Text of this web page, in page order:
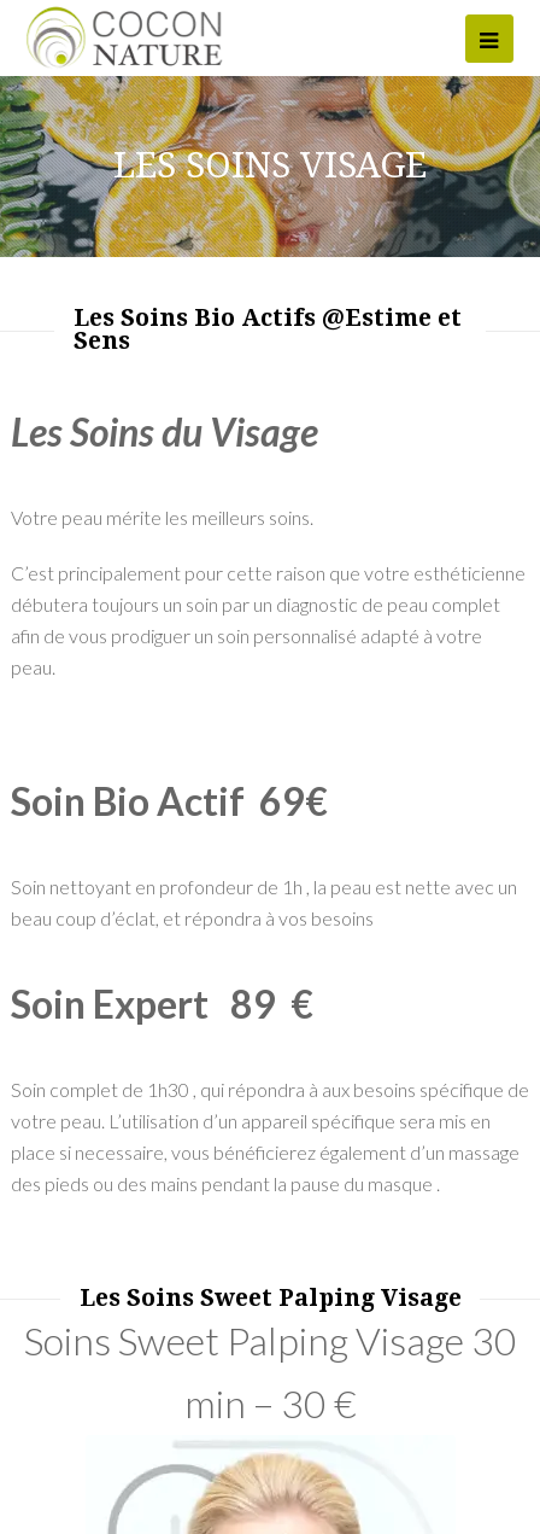
LES SOINS VISAGE
Les Soins Bio Actifs @Estime et
Sens
Les Soins du Visage
Votre peau mérite les meilleurs soins.
C’est principalement pour cette raison que votre esthéticienne
débutera toujours un soin par un diagnostic de peau complet
afin de vous prodiguer un soin personnalisé adapté à votre
peau.
Soin Bio Actif 69€
Soin nettoyant en profondeur de 1h , la peau est nette avec un
beau coup d’éclat, et répondra à vos besoins
Soin Expert 89 €
Soin complet de 1h30 , qui répondra à aux besoins spécifique de
votre peau. L’utilisation d’un appareil spécifique sera mis en
place si necessaire, vous bénéficierez également d’un massage
des pieds ou des mains pendant la pause du masque .
Les Soins Sweet Palping Visage
Soins Sweet Palping Visage 30
min – 30 €